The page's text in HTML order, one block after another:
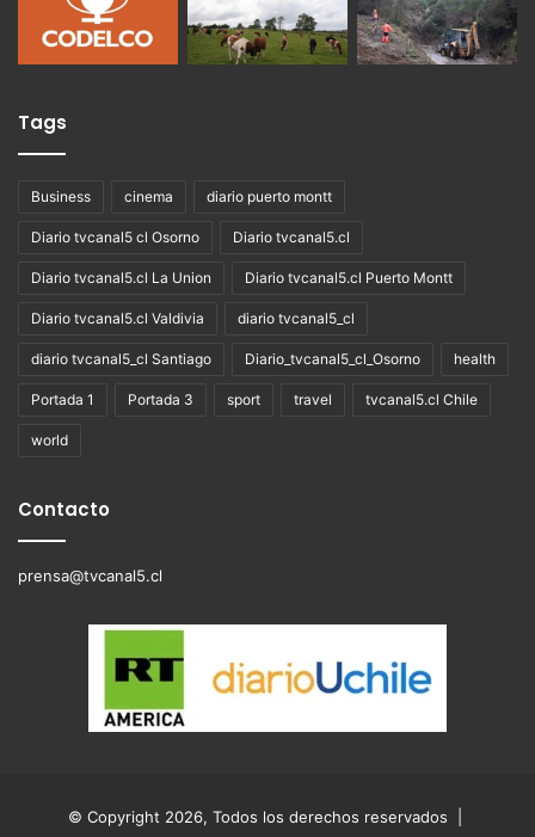
Tags
Business cinema diario puerto montt
Diario tvcanal5 cl Osorno Diario tvcanal5.cl
Diario tvcanal5.cl La Union Diario tvcanal5.cl Puerto Montt
Diario tvcanal5.cl Valdivia diario tvcanal5_cl
diario tvcanal5_cl Santiago Diario_tvcanal5_cl_Osorno health
Portada 1 Portada 3 sport travel tvcanal5.cl Chile
world
Contacto
prensa@tvcanal5.cl
© Copyright 2026, Todos los derechos reservados |